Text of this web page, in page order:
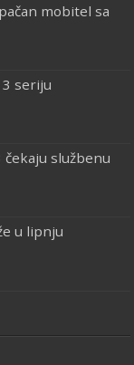
mobitel sa
seriju
čekaju službenu
u lipnju